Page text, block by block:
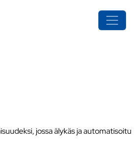
jossa älykäs ja automatisoitu